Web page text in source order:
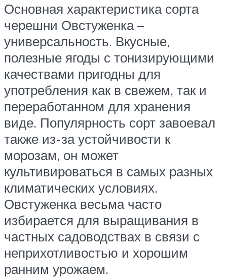
Основная характеристика сорта
черешни Овстуженка –
универсальность. Вкусные,
полезные ягоды с тонизирующими
качествами пригодны для
употребления как в свежем, так и
переработанном для хранения
виде. Популярность сорт завоевал
также из-за устойчивости к
морозам, он может
культивироваться в самых разных
климатических условиях.
Овстуженка весьма часто
избирается для выращивания в
частных садоводствах в связи с
неприхотливостью и хорошим
ранним урожаем.